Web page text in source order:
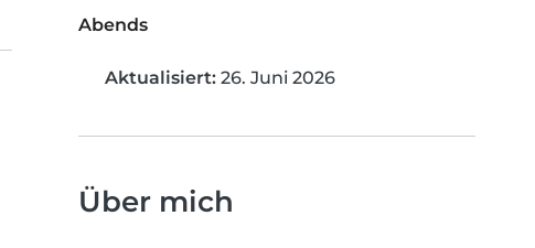
Abends
Aktualisiert: 26. Juni 2026
Über mich